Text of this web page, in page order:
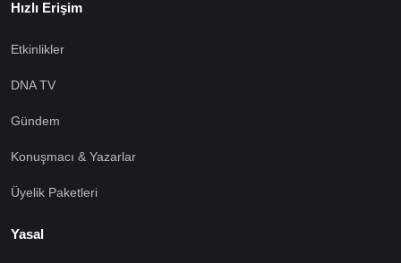
Hızlı Erişim
Etkinlikler
DNA TV
Gündem
Konuşmacı & Yazarlar
Üyelik Paketleri
Yasal